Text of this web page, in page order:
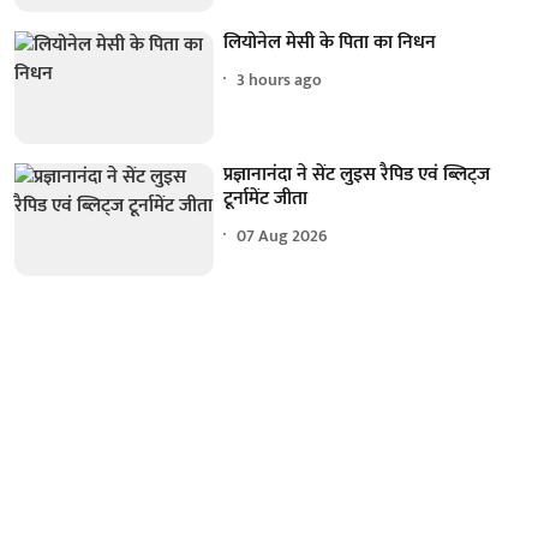
लियोनेल मेसी के पिता का निधन
3 hours ago
प्रज्ञानानंदा ने सेंट लुइस रैपिड एवं ब्लिट्ज
टूर्नामेंट जीता
07 Aug 2026